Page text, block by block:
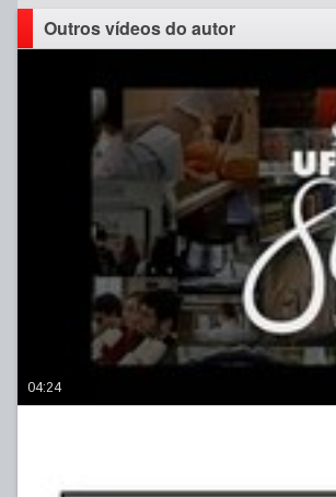
Outros vídeos do autor
04:24